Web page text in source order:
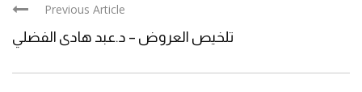
Previous Article
تلخيص العروض – د.عبد هادى الفضلي